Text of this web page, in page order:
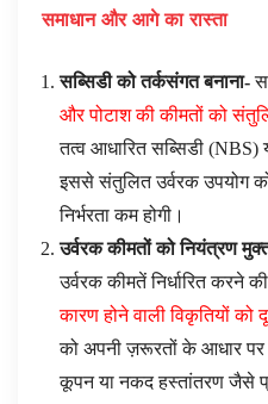
समाधान और आगे का रास्ता
सब्सिडी को तर्कसंगत बनाना-
और पोटाश की कीमतों को
तत्व आधारित सब्सिडी (NBS)
इससे संतुलित उर्वरक उपयोग
निर्भरता कम होगी।
उर्वरक कीमतों को नियंत्रण
उर्वरक कीमतें निर्धारित करने
कारण होने वाली विकृतियों को
को अपनी ज़रूरतों के आधार पर
कूपन या नकद हस्तांतरण जैसे